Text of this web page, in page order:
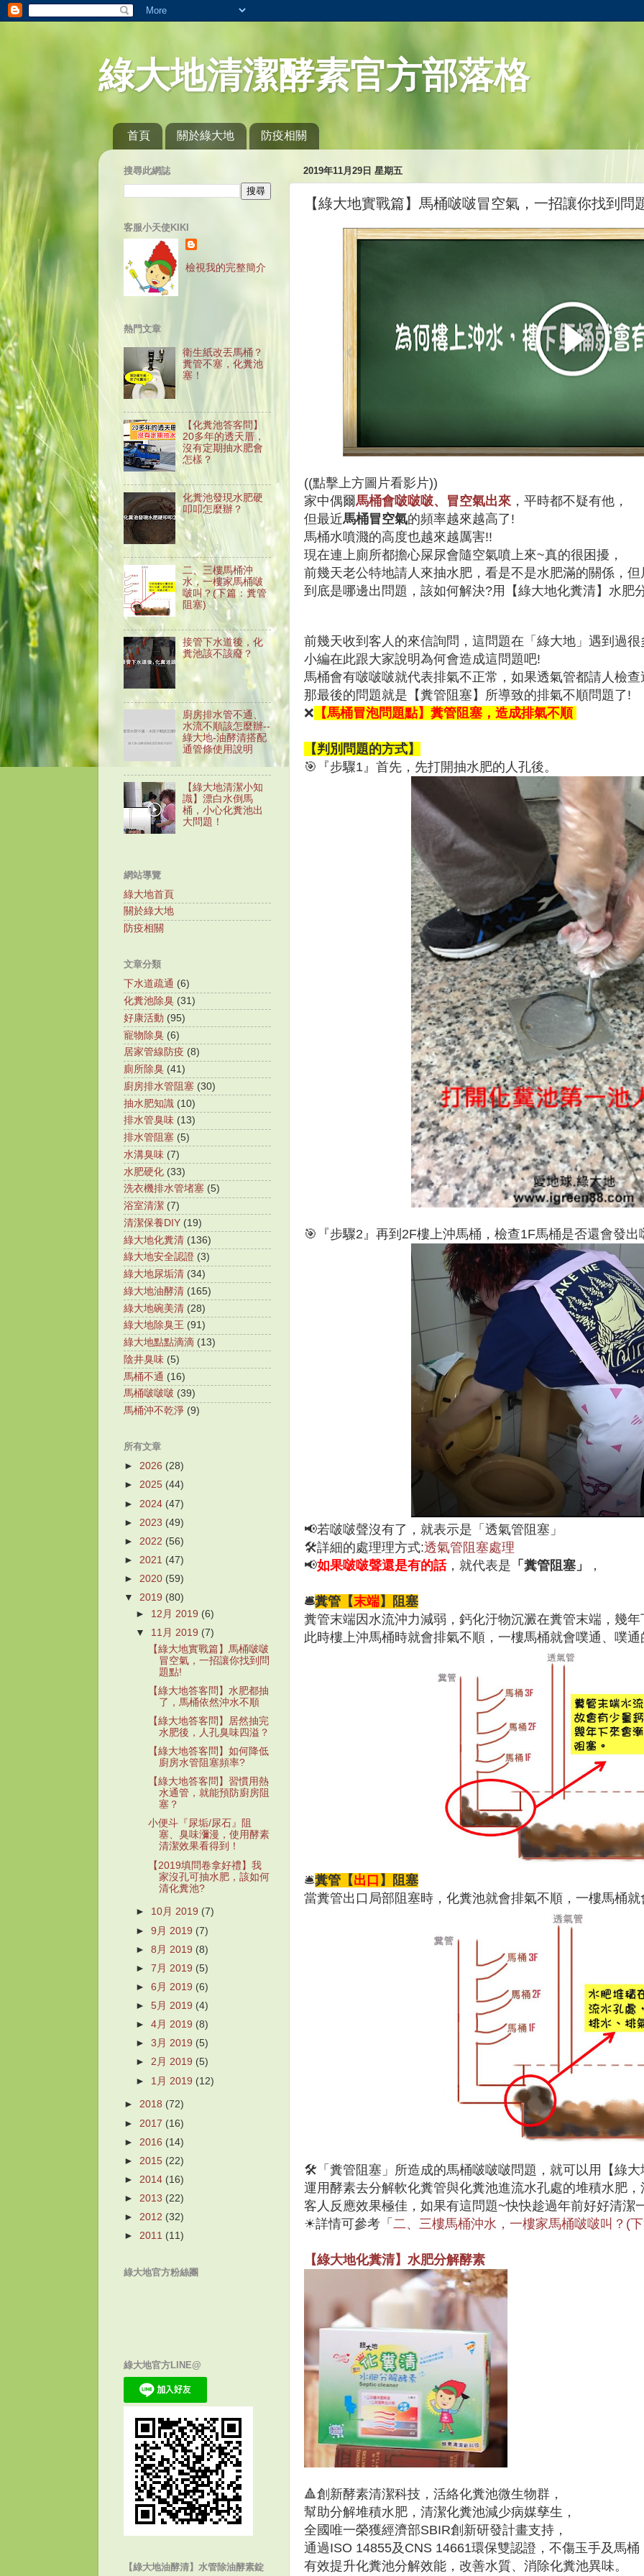
綠大地清潔酵素官方部落格
首頁 關於綠大地 防疫相關
2019年11月29日 星期五
【綠大地實戰篇】馬桶啵啵冒空氣，一招讓你找到問
((點擊上方圖片看影片))
家中偶爾馬桶會啵啵啵、冒空氣出來，平時都不疑有他，
但最近馬桶冒空氣的頻率越來越高了!
馬桶水噴濺的高度也越來越厲害!!
現在連上廁所都擔心屎尿會隨空氣噴上來~真的很困擾，
前幾天老公特地請人來抽水肥，看是不是水肥滿的關係，
到底是哪邊出問題，該如何解決?用【綠大地化糞清】水肥
前幾天收到客人的來信詢問，這問題在「綠大地」遇到過很
小編在此跟大家說明為何會造成這問題吧!
馬桶會有啵啵啵就代表排氣不正常，如果透氣管都請人檢
那最後的問題就是【糞管阻塞】所導致的排氣不順問題了!
❌ 【馬桶冒泡問題點】糞管阻塞，造成排氣不順
【判別問題的方式】
🎯 『步驟1』首先，先打開抽水肥的人孔後。
🎯 『步驟2』再到2F樓上沖馬桶，檢查1F馬桶是否還會發出
📢若啵啵聲沒有了，就表示是「透氣管阻塞」
🛠詳細的處理理方式:透氣管阻塞處理
📢如果啵啵聲還是有的話，就代表是 「糞管阻塞」 ，
🛎糞管 【末端】
阻塞
糞管末端因水流沖力減弱，鈣化汙物沉澱在糞管末端，幾
此時樓上沖馬桶時就會排氣不順，一樓馬桶就會噗通、噗
🛎糞管 【出口 】
阻塞
當糞管出口局部阻塞時，化糞池就會排氣不順，一樓馬桶
🛠「糞管阻塞」所造成的馬桶啵啵啵問題，就可以用【綠
運用酵素去分解軟化糞管與化糞池進流水孔處的堆積水肥
客人反應效果極佳，如果有這問題~快快趁過年前好好清潔
☀詳情可參考「 二、三樓馬桶沖水，一樓家馬桶啵啵叫？(
【綠大地化糞清】水肥分解酵素
🔺創新酵素清潔科技，活絡化糞池微生物群，
幫助分解堆積水肥，清潔化糞池減少病媒孳生，
全國唯一榮獲經濟部SBIR創新研發計畫支持，
通過ISO 14855及CNS 14661環保雙認證，不傷玉手及馬桶
有效提升化糞池分解效能，改善水質、消除化糞池異味。
搜尋此網誌
客服小天使KIKI
檢視我的完整簡介
熱門文章
衛生紙改丟馬桶？
糞管不塞，化糞池
塞！
【化糞池答客問】
20多年的透天厝，
沒有定期抽水肥會
怎樣？
化糞池發現水肥硬
叩叩怎麼辦？
二、三樓馬桶沖
水，一樓家馬桶啵
啵叫？(下篇：糞管
阻塞)
接管下水道後，化
糞池該不該廢？
廚房排水管不通、
水流不順該怎麼辦--
綠大地-油酵清搭配
通管條使用說明
【綠大地清潔小知
識】漂白水倒馬
桶，小心化糞池出
大問題！
網站導覽
綠大地首頁
關於綠大地
防疫相關
文章分類
下水道疏通 (6)
化糞池除臭 (31)
好康活動 (95)
寵物除臭 (6)
居家管線防疫 (8)
廁所除臭 (41)
廚房排水管阻塞 (30)
抽水肥知識 (10)
排水管臭味 (13)
排水管阻塞 (5)
水溝臭味 (7)
水肥硬化 (33)
洗衣機排水管堵塞 (5)
浴室清潔 (7)
清潔保養DIY (19)
綠大地化糞清 (136)
綠大地安全認證 (3)
綠大地尿垢清 (34)
綠大地油酵清 (165)
綠大地碗美清 (28)
綠大地除臭王 (91)
綠大地點點滴滴 (13)
陰井臭味 (5)
馬桶不通 (16)
馬桶啵啵啵 (39)
馬桶沖不乾淨 (9)
所有文章
► 2026 (28)
► 2025 (44)
► 2024 (47)
► 2023 (49)
► 2022 (56)
► 2021 (47)
► 2020 (59)
▼ 2019 (80)
► 12月 2019 (6)
▼ 11月 2019 (7)
【綠大地實戰篇】馬桶啵啵
冒空氣，一招讓你找到問
題點!
【綠大地答客問】水肥都抽
了，馬桶依然沖水不順
【綠大地答客問】居然抽完
水肥後，人孔臭味四溢？
【綠大地答客問】如何降低
廚房水管阻塞頻率?
【綠大地答客問】習慣用熱
水通管，就能預防廚房阻
塞？
小便斗『尿垢/尿石』阻
塞、臭味瀰漫，使用酵素
清潔效果看得到！
【2019填問卷拿好禮】我
家沒孔可抽水肥，該如何
清化糞池?
► 10月 2019 (7)
►9月 2019 (7)
►8月 2019 (8)
►7月 2019 (5)
►6月 2019 (6)
►5月 2019 (4)
►4月 2019 (8)
►3月 2019 (5)
►2月 2019 (5)
► 1月 2019 (12)
► 2018 (72)
► 2017 (16)
► 2016 (14)
► 2015 (22)
► 2014 (16)
► 2013 (22)
► 2012 (32)
► 2011 (11)
綠大地官方粉絲團
綠大地官方LINE@
【綠大地油酵清】水管除油酵素錠